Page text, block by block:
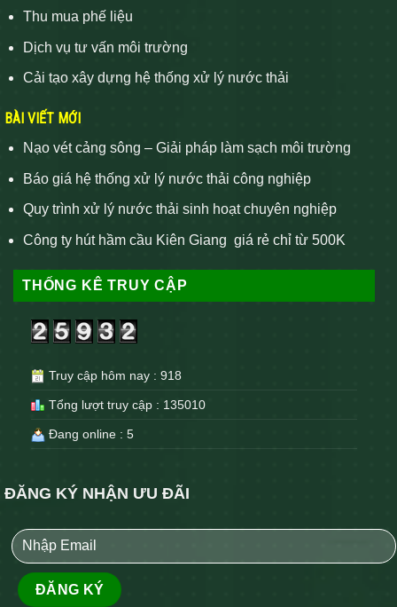
Thu mua phế liệu
Dịch vụ tư vấn môi trường
Cải tạo xây dựng hệ thống xử lý nước thải
BÀI VIẾT MỚI
Nạo vét cảng sông – Giải pháp làm sạch môi trường
Báo giá hệ thống xử lý nước thải công nghiệp
Quy trình xử lý nước thải sinh hoạt chuyên nghiệp
Công ty hút hầm cầu Kiên Giang giá rẻ chỉ từ 500K
THỐNG KÊ TRUY CẬP
Truy cập hôm nay : 918
Tổng lượt truy cập : 135010
Đang online : 5
ĐĂNG KÝ NHẬN ƯU ĐÃI